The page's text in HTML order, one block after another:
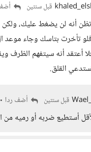
قبل سنتين
أنه لن يضغط عليك،
أعتقد أنه سيتفهم الظرف
القلق.
قبل سنتين أضف ردا
أستطيع ضربه أو رميه من